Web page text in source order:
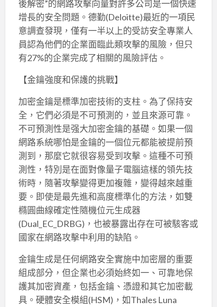
後解密”的網路攻擊向量對許多公司是一個快速
增長的安全問題。德勤(Deloitte)最近的一項民
意調查發現，僅有一半以上的受訪安全專業人
員認為他們的企業面臨此類攻擊的風險，但只
有27%的企業完成了相關的風險評估。
【金鑰強度和保護的挑戰】
加密金鑰是標準加密技術的支柱。為了保持安
全，它們必須是不可預測的，並且來源可靠。
不可預測性是强大加密金鑰的基礎。如果一個
網路系統哪怕是金鑰的一個位元都能被提前預
測到，那麼它就很容易受到攻擊。這種不可預
測性，特別是在面對像量子電腦這樣的領先技
術時，隨著攻擊變得更加複雜，變得越來越重
要。即使是最先進和高度標準化的方法，如雙
橢圓曲線確定性隨機位元生成器
(Dual_EC_DRBG)，也被暴露出存在可被駭客或
國家在網路攻擊中利用的缺陷。
金鑰生成是任何網路安全實施中加密層的重要
組成部分，但企業也必須始終如一、可靠地保
護其加密資產，包括金鑰、憑證和其它加密載
具。硬體安全模組(HSM)，如Thales Luna